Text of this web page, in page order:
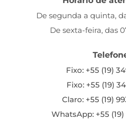
De segunda a quinta,
De sexta-feira, das
Fixo: +55 (19)
Fixo: +55 (19)
Claro: +55 (19)
WhatsApp: +55